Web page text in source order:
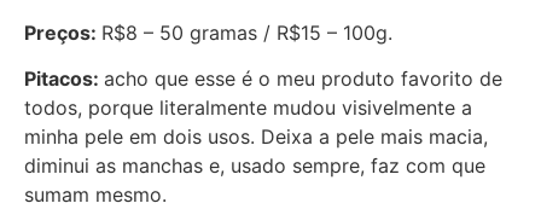
Preços: R$8 – 50 gramas / R$15 – 100g.
Pitacos: acho que esse é o meu produto favorito de
todos, porque literalmente mudou visivelmente a
minha pele em dois usos. Deixa a pele mais macia,
diminui as manchas e, usado sempre, faz com que
sumam mesmo.